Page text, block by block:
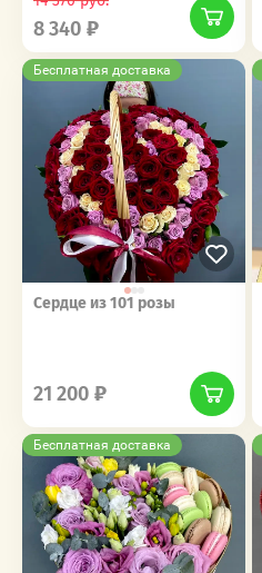
8 340
Бесплатная доставка
Сердце из 101 розы
21 200
Бесплатная доставка